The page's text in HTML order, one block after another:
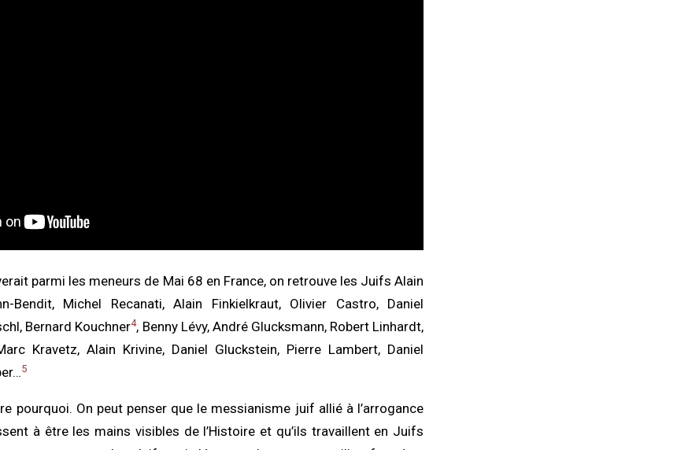
parmi les meneurs de Mai 68 en France, on retrouve les Juifs Alain
Bendit, Michel Recanati, Alain Finkielkraut, Olivier Castro, Daniel
Bernard Kouchner4, Benny Lévy, André Glucksmann, Robert Linhardt,
Kravetz, Alain Krivine, Daniel Gluckstein, Pierre Lambert, Daniel
5
pourquoi. On peut penser que le messianisme juif allié à l’arrogance
à être les mains visibles de l’Histoire et qu’ils travaillent en Juifs